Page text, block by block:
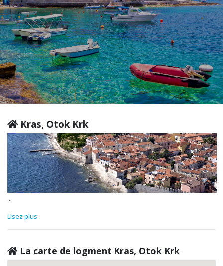
Kras, Otok Krk
...
Lisez plus
La carte de logment Kras, Otok Krk